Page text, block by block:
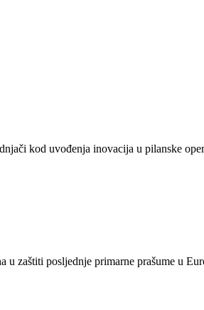
kod uvođenja inovacija u pilanske
zaštiti posljednje primarne prašume u